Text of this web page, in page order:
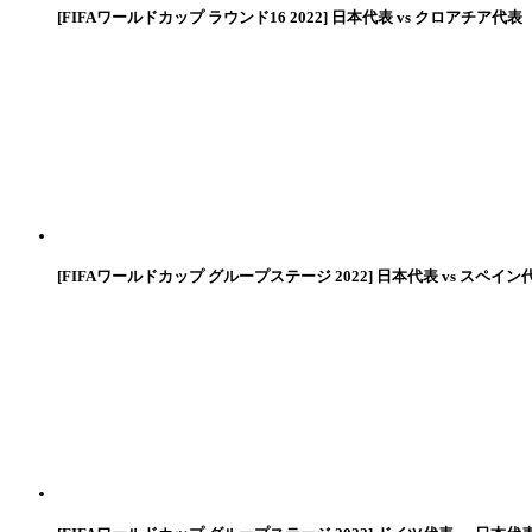
[FIFAワールドカップ ラウンド16 2022] 日本代表 vs クロアチア代表
[FIFAワールドカップ グループステージ 2022] 日本代表 vs スペイン